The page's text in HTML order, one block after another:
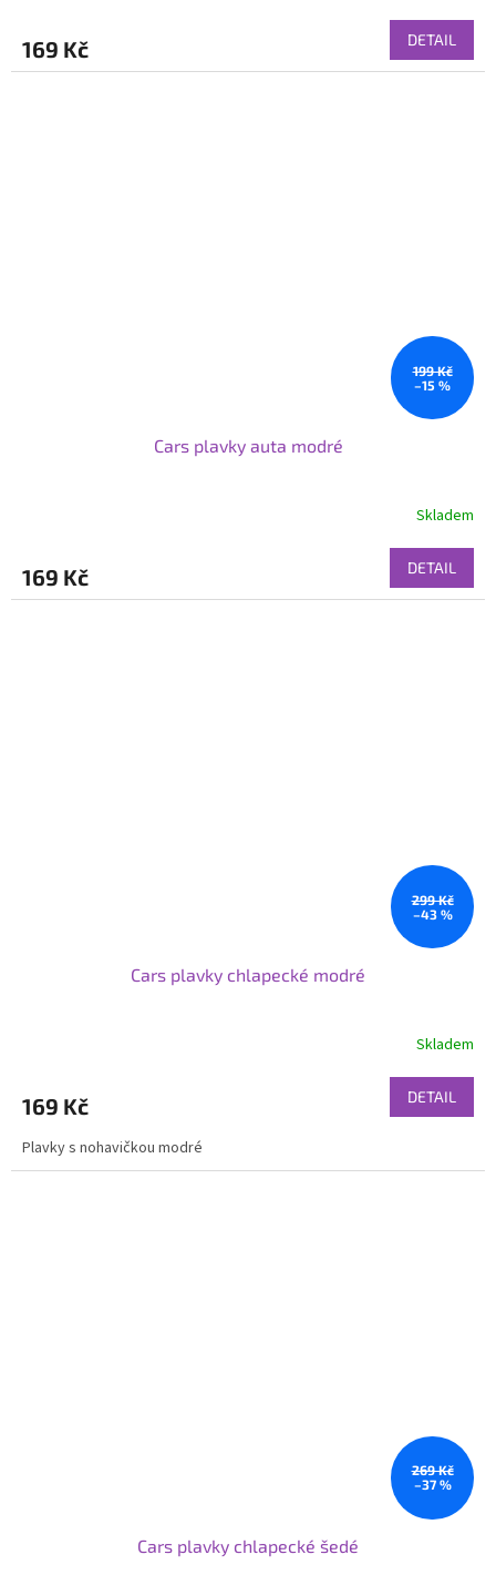
169 Kč DETAIL
199 Kč
–15 %
Cars plavky auta modré
Skladem
169 Kč DETAIL
299 Kč
–43 %
Cars plavky chlapecké modré
Skladem
169 Kč DETAIL
Plavky s nohavičkou modré
269 Kč
–37 %
Cars plavky chlapecké šedé